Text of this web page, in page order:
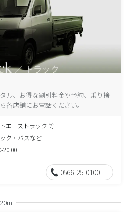
ル、お得な割引料金や予約、乗り捨
各店舗にお電話ください。
エーストラック 等
ック・バスなど
20:00
0566-25-0100